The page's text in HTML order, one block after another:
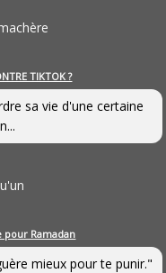
TIKTOK ?
sa vie d'une certaine
pour Ramadan
mieux pour te punir."